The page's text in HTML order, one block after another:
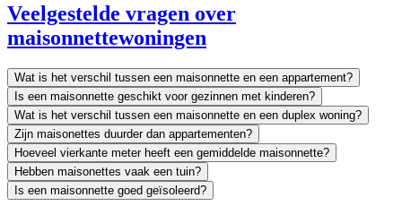
Veelgestelde vragen over
maisonnettewoningen
Wat is het verschil tussen een maisonnette en een appartement?
Is een maisonnette geschikt voor gezinnen met kinderen?
Wat is het verschil tussen een maisonnette en een duplex woning?
Zijn maisonettes duurder dan appartementen?
Hoeveel vierkante meter heeft een gemiddelde maisonnette?
Hebben maisonettes vaak een tuin?
Is een maisonnette goed geïsoleerd?